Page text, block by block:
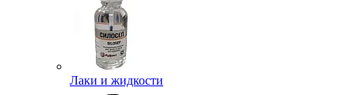
Лаки и жидкости